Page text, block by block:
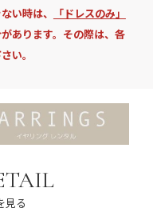
い時は、
「ドレスのみ」
あります。その際は、各
い。
見る